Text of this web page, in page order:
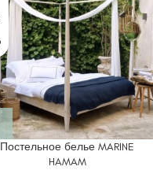
Постельное белье MARINE
HAMAM